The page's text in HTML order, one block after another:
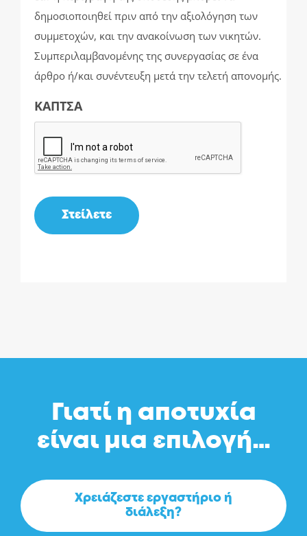
δημοσιοποιηθεί πριν από την αξιολόγηση των
συμμετοχών, και την ανακοίνωση των νικητών.
Συμπεριλαμβανομένης της συνεργασίας σε ένα
άρθρο ή/και συνέντευξη μετά την τελετή απονομής.
ΚΑΠΤΣΑ
Στείλετε
Γιατί η αποτυχία
είναι μια επιλογή…
Χρειάζεστε εργαστήριο ή
διάλεξη?